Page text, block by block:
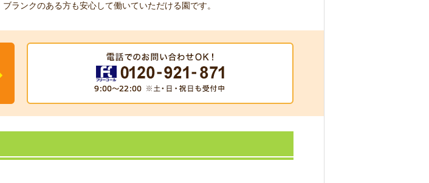
ランクのある方も安心して働いていただける園です。